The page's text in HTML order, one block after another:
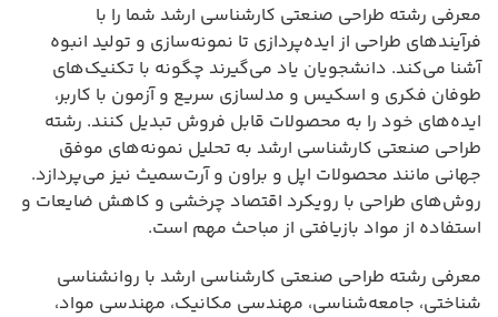
معرفی رشته طراحی صنعتی کارشناسی ارشد شما را با
فرآیندهای طراحی از ایده‌پردازی تا نمونه‌سازی و تولید انبوه
آشنا می‌کند. دانشجویان یاد می‌گیرند چگونه با تکنیک‌های
طوفان فکری و اسکیس و مدلسازی سریع و آزمون با کاربر،
ایده‌های خود را به محصولات قابل فروش تبدیل کنند. رشته
طراحی صنعتی کارشناسی ارشد به تحلیل نمونه‌های موفق
جهانی مانند محصولات اپل و براون و آرت‌سمیث نیز می‌پردازد.
روش‌های طراحی با رویکرد اقتصاد چرخشی و کاهش ضایعات و
استفاده از مواد بازیافتی از مباحث مهم است.
معرفی رشته طراحی صنعتی کارشناسی ارشد با روانشناسی
شناختی، جامعه‌شناسی، مهندسی مکانیک، مهندسی مواد،